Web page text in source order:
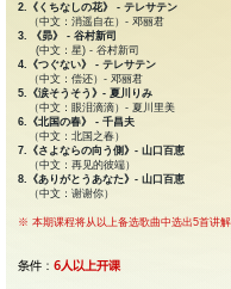
2.《くちなしの花》 - テレサテン
（中文：消遥自在）- 邓丽君
3. 《昴》 - 谷村新司
(中文：星) - 谷村新司
4.《つぐない》 - テレサテン
（中文：偿还）- 邓丽君
5.《涙そうそう》- 夏川りみ
（中文：眼泪滴滴）- 夏川里美
6.《北国の春》 - 千昌夫
（中文：北国之春）
7.《さよならの向う側》- 山口百恵
（中文：再见的彼端）
8.《ありがとうあなた》- 山口百恵
（中文：谢谢你）
※ 本期课程将从以上备选歌曲中选出5首讲解
条件： 6人以上开课